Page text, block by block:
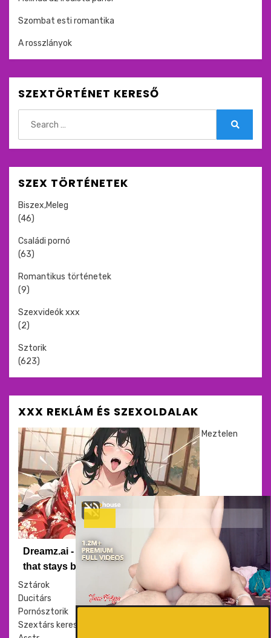
Szombat esti romantika
A rosszlányok
SZEXTÖRTÉNET KERESŐ
for:
SZEX TÖRTÉNETEK
Biszex,Meleg
(46)
Családi pornó
(63)
Romantikus történetek
(9)
Szexvideók xxx
(2)
Sztorik
(623)
XXX REKLÁM ÉS SZEXOLDALAK
Dreamz.ai - A conversation
that stays between you
Meztelen
Sztárok
Ducitárs
Pornósztorik
Szextárs kereső